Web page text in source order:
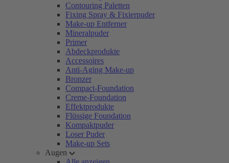
Contouring Paletten
Fixing Spray & Fixierpuder
Make-up Entferner
Mineralpuder
Primer
Abdeckprodukte
Accessoires
Anti-Aging Make-up
Bronzer
Compact-Foundation
Creme-Foundation
Effektprodukte
Flüssige Foundation
Kompaktpuder
Loser Puder
Make-up Sets
Augen